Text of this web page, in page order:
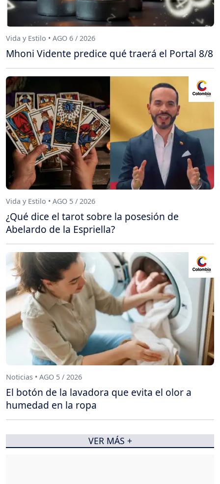
Vida y Estilo • AGO 6 / 2026
Mhoni Vidente predice qué traerá el Portal 8/8
Vida y Estilo • AGO 5 / 2026
¿Qué dice el tarot sobre la posesión de
Abelardo de la Espriella?
Noticias • AGO 5 / 2026
El botón de la lavadora que evita el olor a
humedad en la ropa
VER MÁS +